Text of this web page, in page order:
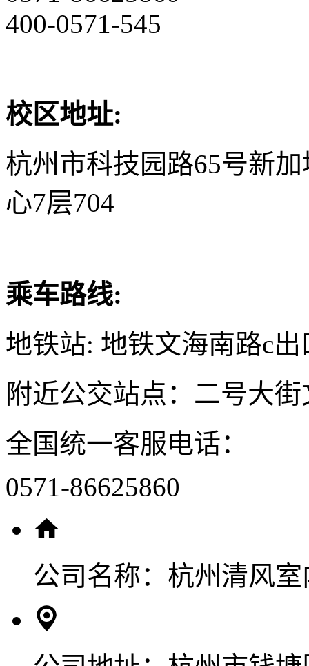
400-0571-545
校区地址:
杭州市科技园路65号新
心7层704
乘车路线:
地铁站: 地铁文海南路c出
附近公交站点：二号大
全国统一客服电话：
0571-86625860
公司名称： 杭州清风